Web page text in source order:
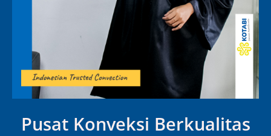
Pusat Konveksi Berkualitas